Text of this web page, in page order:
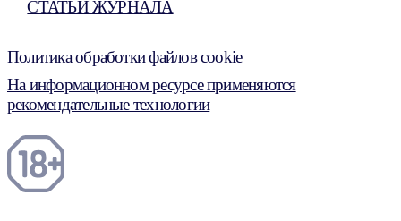
СТАТЬИ ЖУРНАЛА
Политика обработки файлов cookie
На информационном ресурсе применяются
рекомендательные технологии